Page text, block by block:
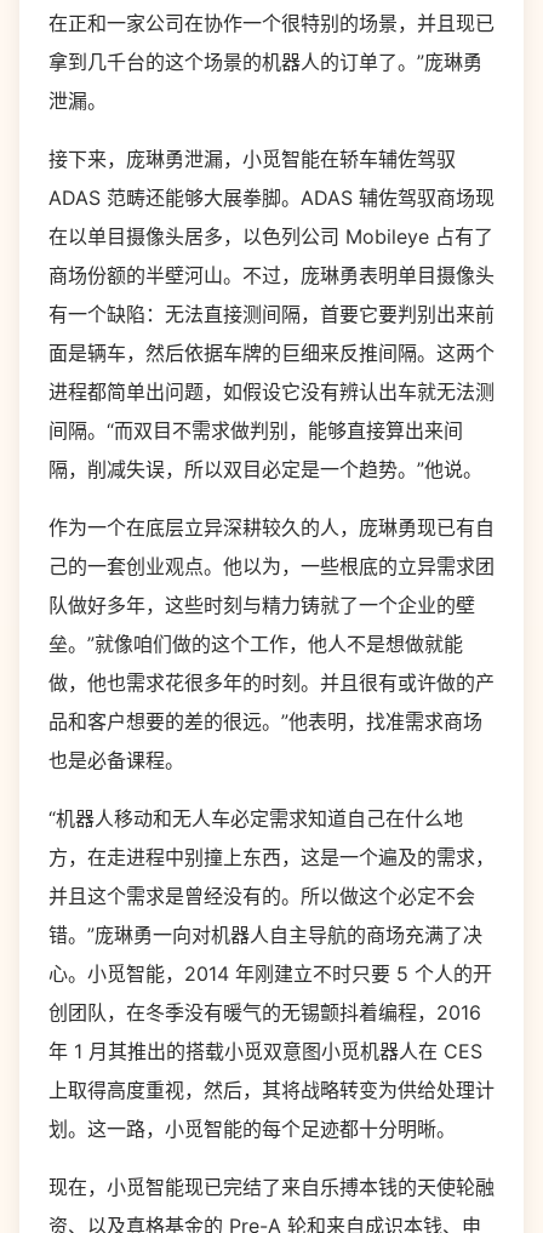
在正和一家公司在协作一个很特别的场景，并且现已
拿到几千台的这个场景的机器人的订单了。”庞琳勇
泄漏。
接下来，庞琳勇泄漏，小觅智能在轿车辅佐驾驭
ADAS 范畴还能够大展拳脚。ADAS 辅佐驾驭商场现
在以单目摄像头居多，以色列公司 Mobileye 占有了
商场份额的半壁河山。不过，庞琳勇表明单目摄像头
有一个缺陷：无法直接测间隔，首要它要判别出来前
面是辆车，然后依据车牌的巨细来反推间隔。这两个
进程都简单出问题，如假设它没有辨认出车就无法测
间隔。“而双目不需求做判别，能够直接算出来间
隔，削减失误，所以双目必定是一个趋势。”他说。
作为一个在底层立异深耕较久的人，庞琳勇现已有自
己的一套创业观点。他以为，一些根底的立异需求团
队做好多年，这些时刻与精力铸就了一个企业的壁
垒。”就像咱们做的这个工作，他人不是想做就能
做，他也需求花很多年的时刻。并且很有或许做的产
品和客户想要的差的很远。”他表明，找准需求商场
也是必备课程。
“机器人移动和无人车必定需求知道自己在什么地
方，在走进程中别撞上东西，这是一个遍及的需求，
并且这个需求是曾经没有的。所以做这个必定不会
错。”庞琳勇一向对机器人自主导航的商场充满了决
心。小觅智能，2014 年刚建立不时只要 5 个人的开
创团队，在冬季没有暖气的无锡颤抖着编程，2016
年 1 月其推出的搭载小觅双意图小觅机器人在 CES
上取得高度重视，然后，其将战略转变为供给处理计
划。这一路，小觅智能的每个足迹都十分明晰。
现在，小觅智能现已完结了来自乐搏本钱的天使轮融
资、以及真格基金的 Pre-A 轮和来自成识本钱、申